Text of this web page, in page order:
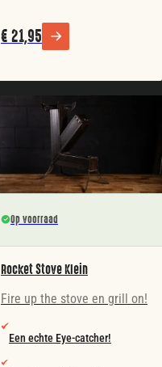
€ 21,95
Op voorraad
Rocket Stove Klein
Fire up the stove en grill on!
Een echte Eye-catcher!